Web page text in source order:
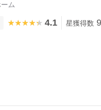
ム
★★★★★
★★★★★ 4.1 星獲得数